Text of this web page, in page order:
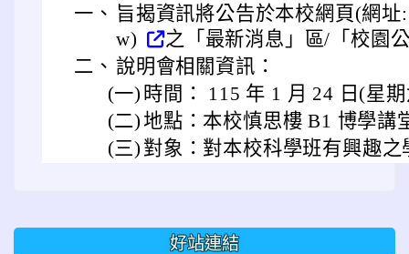
一、 旨揭資訊將公告於本校網頁(網
w)
之「最新消息」區/「校園
二、 說明會相關資訊：
(一) 時間： 115 年 1 月 24 日(星
(二)地點：本校慎思樓 B1 博學講
(三) 對象：對本校科學班有興趣
好站連結